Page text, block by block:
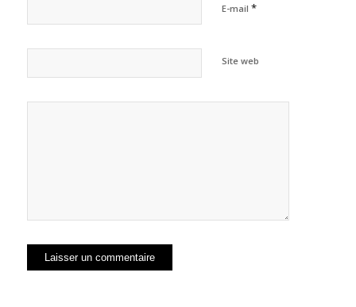
E-mail *
Site web